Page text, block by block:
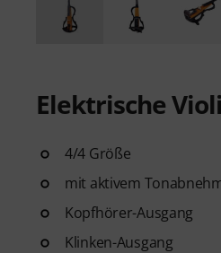
Elektrische
4/4 Größe
mit aktivem
Kopfhörer-Ausgang
Klinken-Ausgang